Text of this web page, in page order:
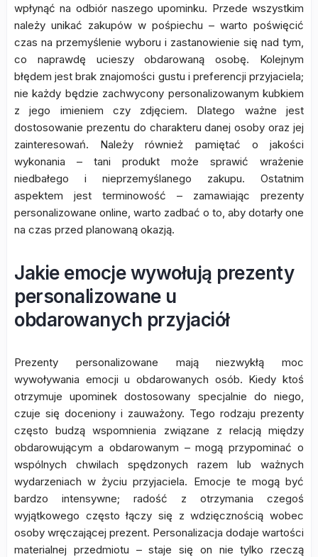
wpłynąć na odbiór naszego upominku. Przede wszystkim
należy unikać zakupów w pośpiechu – warto poświęcić
czas na przemyślenie wyboru i zastanowienie się nad tym,
co naprawdę ucieszy obdarowaną osobę. Kolejnym
błędem jest brak znajomości gustu i preferencji przyjaciela;
nie każdy będzie zachwycony personalizowanym kubkiem
z jego imieniem czy zdjęciem. Dlatego ważne jest
dostosowanie prezentu do charakteru danej osoby oraz jej
zainteresowań. Należy również pamiętać o jakości
wykonania – tani produkt może sprawić wrażenie
niedbałego i nieprzemyślanego zakupu. Ostatnim
aspektem jest terminowość – zamawiając prezenty
personalizowane online, warto zadbać o to, aby dotarły one
na czas przed planowaną okazją.
Jakie emocje wywołują prezenty
personalizowane u
obdarowanych przyjaciół
Prezenty personalizowane mają niezwykłą moc
wywoływania emocji u obdarowanych osób. Kiedy ktoś
otrzymuje upominek dostosowany specjalnie do niego,
czuje się doceniony i zauważony. Tego rodzaju prezenty
często budzą wspomnienia związane z relacją między
obdarowującym a obdarowanym – mogą przypominać o
wspólnych chwilach spędzonych razem lub ważnych
wydarzeniach w życiu przyjaciela. Emocje te mogą być
bardzo intensywne; radość z otrzymania czegoś
wyjątkowego często łączy się z wdzięcznością wobec
osoby wręczającej prezent. Personalizacja dodaje wartości
materialnej przedmiotu – staje się on nie tylko rzeczą